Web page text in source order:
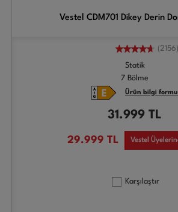
Vestel CDM701 Dikey Derin
(2156)
Statik
7 Bölme
Ürün bilgi formu
31.999 TL
29.999 TL Vestel
Karşılaştır